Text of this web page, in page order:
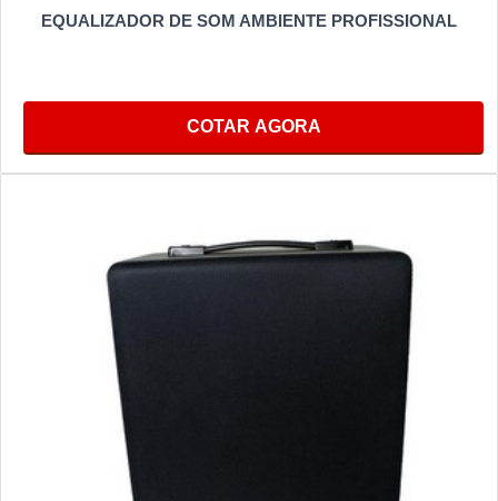
EQUALIZADOR DE SOM AMBIENTE PROFISSIONAL
COTAR AGORA